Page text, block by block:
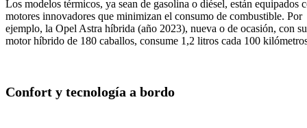
Los modelos térmicos, ya sean de gasolina o diésel, están equipados
motores innovadores que minimizan el consumo de combustible. Por
ejemplo, la Opel Astra híbrida (año 2023), nueva o de ocasión, con su
motor híbrido de 180 caballos, consume 1,2 litros cada 100
Confort y tecnología a bordo